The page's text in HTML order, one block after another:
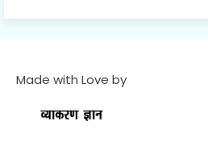
Made with Love by